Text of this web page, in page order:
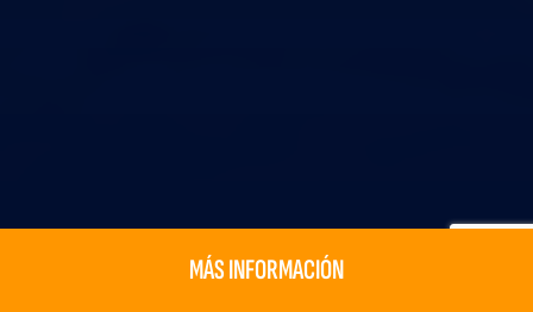
MÁS INFORMACIÓN DESCARGAR BROCHURE
MÁS INFORMACIÓN